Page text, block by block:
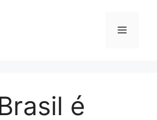
Menu
é